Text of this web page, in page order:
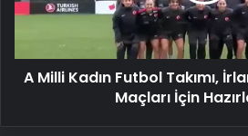
ve
Maçları
İçin
A Milli Kadın Futbol Takımı,
Maçları İçin